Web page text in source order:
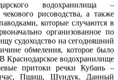
водохранилища –
рисоводства, а также
которые случаются в
организованное по
судоходство на сегодняшний
обмеления, которое было
Краснодарское водохранилище
притоки речки Кубань –
Пшиш, Шундук. Данный